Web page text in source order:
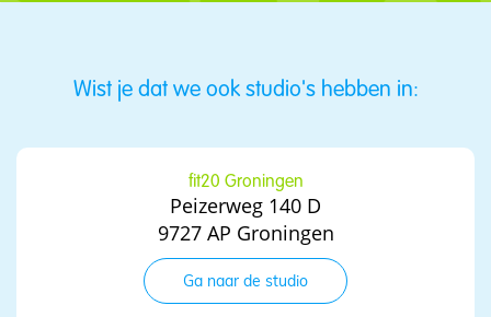
Wist je dat we ook studio's hebben in:
fit20 Groningen
Peizerweg 140 D
9727 AP Groningen
Ga naar de studio